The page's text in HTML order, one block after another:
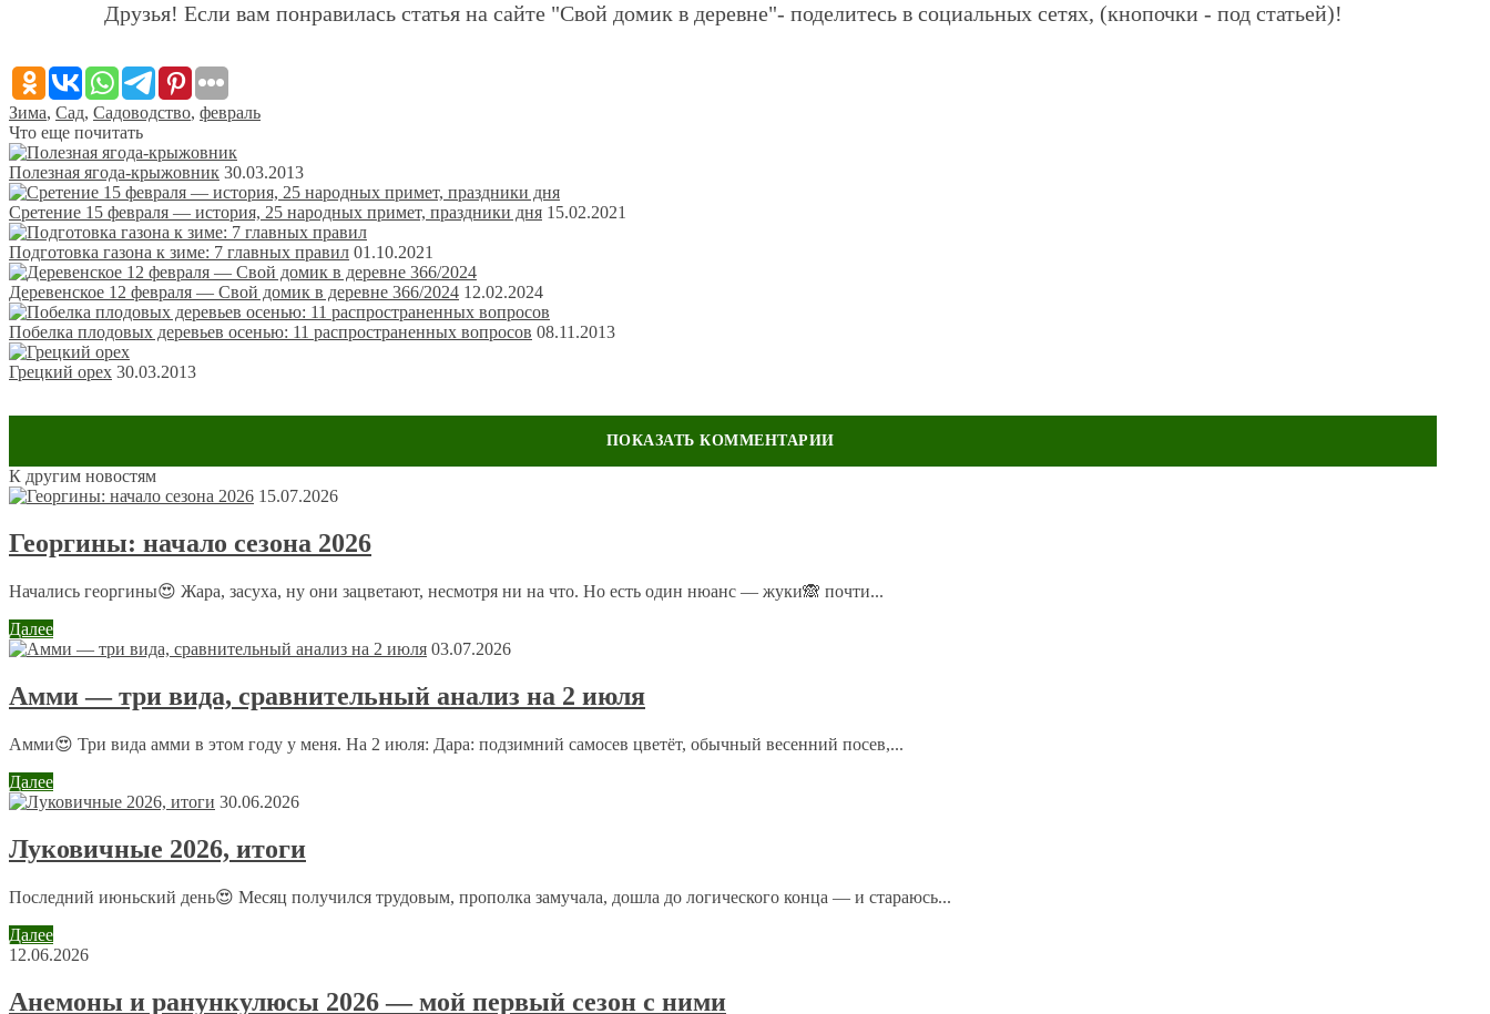
Друзья! Если вам понравилась статья на сайте "Свой домик в деревне"- поделитесь в социальных сетях, (кнопочки - под статьей)!
Зима, Сад, Садоводство, февраль
Что еще почитать
Полезная ягода-крыжовник 30.03.2013
Сретение 15 февраля — история, 25 народных примет, праздники дня 15.02.2021
Подготовка газона к зиме: 7 главных правил 01.10.2021
Деревенское 12 февраля — Свой домик в деревне 366/2024 12.02.2024
Побелка плодовых деревьев осенью: 11 распространенных вопросов 08.11.2013
Грецкий орех 30.03.2013
Оставить комментарий
Ваш адрес email не будет опубликован.
Обязательные поля помечены
Комментарий *
Email
Сайт
Отправляя сообщение, Вы разрешаете сбор и обработку персональных данных.Политика конфиденциальности.
К другим новостям
15.07.2026
Георгины: начало сезона 2026
Начались георгины😍 Жара, засуха, ну они зацветают, несмотря ни на что. Но есть один нюанс — жуки🙈 почти...
Далее
03.07.2026
Амми — три вида, сравнительный анализ на 2 июля
Амми😍 Три вида амми в этом году у меня. На 2 июля: Дара: подзимний самосев цветёт, обычный весенний посев,...
Далее
30.06.2026
Луковичные 2026, итоги
Последний июньский день😍 Месяц получился трудовым, прополка замучала, дошла до логического конца — и стараюсь...
Далее
12.06.2026
Анемоны и ранункулюсы 2026 — мой первый сезон с ними